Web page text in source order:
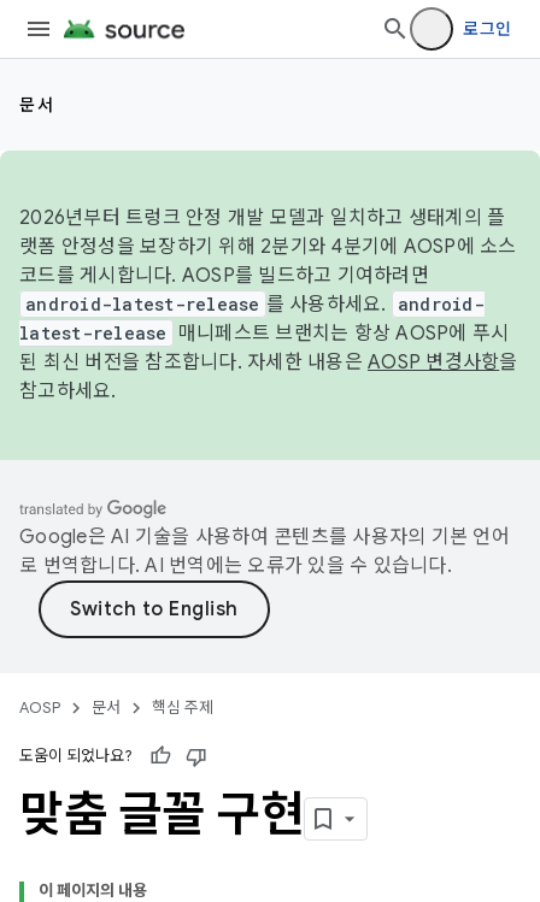
로그인
문서
2026년부터 트렁크 안정 개발 모델과 일치하고 생태계의 플
랫폼 안정성을 보장하기 위해 2분기와 4분기에 AOSP에 소스
코드를 게시합니다. AOSP를 빌드하고 기여하려면
android-latest-release 를 사용하세요.
android-
latest-release
매니페스트 브랜치는 항상 AOSP에 푸시
된 최신 버전을 참조합니다. 자세한 내용은 AOSP 변경사항을
참고하세요.
Google은 AI 기술을 사용하여 콘텐츠를 사용자의 기본 언어
로 번역합니다. AI 번역에는 오류가 있을 수 있습니다.
AOSP 문서 핵심 주제
도움이 되었나요?
맞춤 글꼴 구현
이 페이지의 내용